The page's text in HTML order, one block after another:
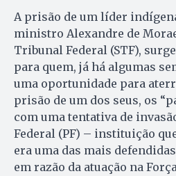
A prisão de um líder
ministro Alexandre de
Tribunal Federal (STF),
para quem, já há algumas
uma oportunidade para
prisão de um dos seus, os
com uma tentativa de
Federal (PF) – instituição
era uma das mais
em razão da atuação na